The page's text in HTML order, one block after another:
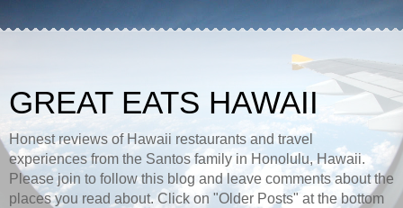
GREAT EATS HAWAII
Honest reviews of Hawaii restaurants and travel
experiences from the Santos family in Honolulu, Hawaii.
Please join to follow this blog and leave comments about the
places you read about. Click on "Older Posts" at the bottom